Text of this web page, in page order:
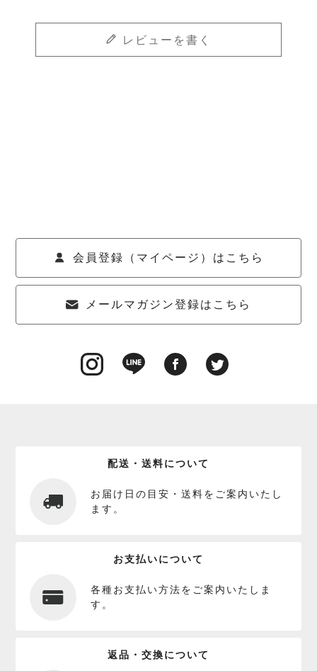
レビューを書く
会員登録（マイページ）はこちら
メールマガジン登録はこちら
配送・送料について
お届け日の目安・送料をご案内いたし
ます。
お支払いについて
各種お支払い方法をご案内いたしま
す。
返品・交換について